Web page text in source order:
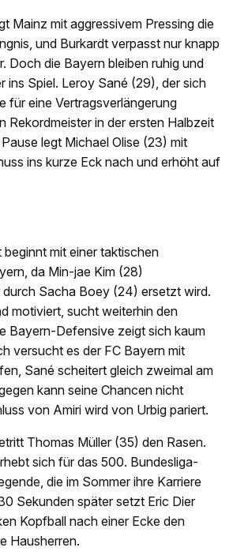
Mainz mit aggressivem Pressing die
und Burkardt verpasst nur knapp
Doch die Bayern bleiben ruhig und
ins Spiel. Leroy Sané (29), der sich
für eine Vertragsverlängerung
Rekordmeister in der ersten Halbzeit
legt Michael Olise (23) mit
ins kurze Eck nach und erhöht auf
mit einer taktischen
da Min-jae Kim (28)
Sacha Boey (24) ersetzt wird.
motiviert, sucht weiterhin den
Bayern-Defensive zeigt sich kaum
versucht es der FC Bayern mit
Sané scheitert gleich zweimal am
kann seine Chancen nicht
von Amiri wird von Urbig pariert.
Thomas Müller (35) den Rasen.
sich für das 500. Bundesliga-
die im Sommer ihre Karriere
Sekunden später setzt Eric Dier
Kopfball nach einer Ecke den
Hausherren.